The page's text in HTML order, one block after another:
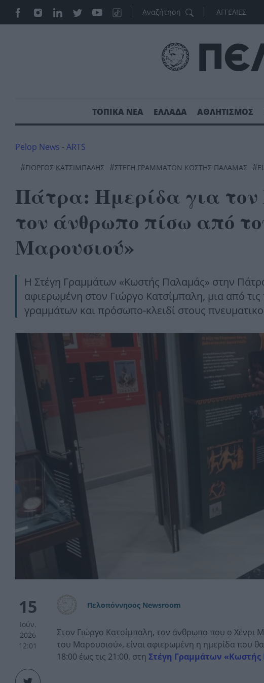
ΑΓΓΕΛΙΕΣ
ΤΟΠΙΚΑ ΝΕΑ ΕΛΛΑΔΑ ΑΘΛΗΤΙΣΜΟΣ
Pelop News -ARTS
#ΓΙΩΡΓΟΣ ΚΑΤΣΙΜΠΑΛΗΣ #ΣΤΈΓΗ ΓΡΑΜΜΆΤΩΝ ΚΩΣΤΉΣ ΠΑΛΑΜΆΣ #
Πάτρα: Ημερίδα για
τον άνθρωπο πίσω από
Μαρουσιού»
Η Στέγη Γραμμάτων «Κωστής Παλαμάς» στην
αφιερωμένη στον Γιώργο Κατσίμπαλη, μια από
γραμμάτων και πρόσωπο-κλειδί στους
15
Ιούν.
2026
12:01
Πελοπόννησος Newsroom
Στον Γιώργο Κατσίμπαλη, τον άνθρωπο που ο Χένρι
του Μαρουσιού», είναι αφιερωμένη η ημερίδα που
18:00 έως τις 21:00, στη Στέγη Γραμμάτων «Κωστής